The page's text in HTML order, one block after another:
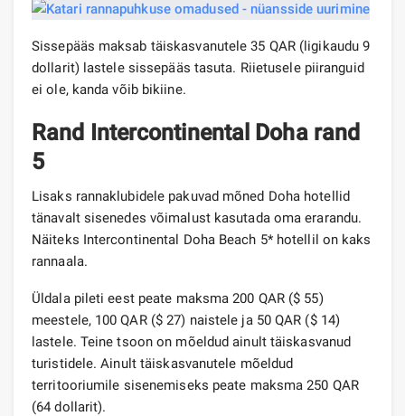
Sissepääs maksab täiskasvanutele 35 QAR (ligikaudu 9
dollarit) lastele sissepääs tasuta. Riietusele piiranguid
ei ole, kanda võib bikiine.
Rand Intercontinental Doha rand
5
Lisaks rannaklubidele pakuvad mõned Doha hotellid
tänavalt sisenedes võimalust kasutada oma erarandu.
Näiteks Intercontinental Doha Beach 5* hotellil on kaks
rannaala.
Üldala pileti eest peate maksma 200 QAR ($ 55)
meestele, 100 QAR ($ 27) naistele ja 50 QAR ($ 14)
lastele. Teine tsoon on mõeldud ainult täiskasvanud
turistidele. Ainult täiskasvanutele mõeldud
territooriumile sisenemiseks peate maksma 250 QAR
(64 dollarit).